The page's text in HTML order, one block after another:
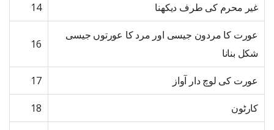
غیر محرم کی طرف دیکھنا 14
عورت کا مردون جیسی اور مرد کا عورتوں جیسی
شکل بنانا
16
عورت کی لوچ دار آواز 17
کارٹون 18